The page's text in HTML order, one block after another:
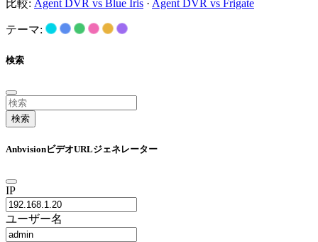
比較: Agent DVR vs Blue Iris · Agent DVR vs Frigate
テーマ:
検索
検索
AnbvisionビデオURLジェネレーター
IP
ユーザー名